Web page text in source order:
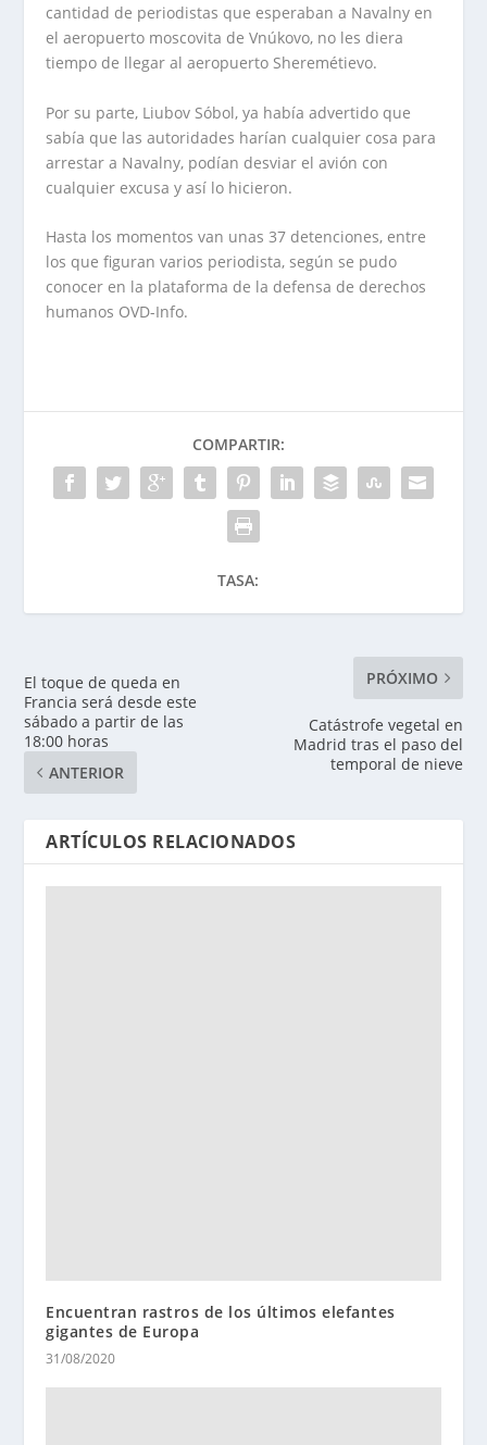
cantidad de periodistas que esperaban a Navalny en
el aeropuerto moscovita de Vnúkovo, no les diera
tiempo de llegar al aeropuerto Sheremétievo.
Por su parte, Liubov Sóbol, ya había advertido que
sabía que las autoridades harían cualquier cosa para
arrestar a Navalny, podían desviar el avión con
cualquier excusa y así lo hicieron.
Hasta los momentos van unas 37 detenciones, entre
los que figuran varios periodista, según se pudo
conocer en la plataforma de la defensa de derechos
humanos OVD-Info.
COMPARTIR:
TASA:
El toque de queda en
Francia será desde este
sábado a partir de las
18:00 horas
ANTERIOR
PRÓXIMO
Catástrofe vegetal en
Madrid tras el paso del
temporal de nieve
ARTÍCULOS RELACIONADOS
Encuentran rastros de los últimos elefantes
gigantes de Europa
31/08/2020